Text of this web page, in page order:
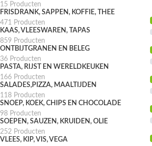
15 Producten
FRISDRANK, SAPPEN, KOFFIE, THEE
471 Producten
KAAS, VLEESWAREN, TAPAS
859 Producten
ONTBIJTGRANEN EN BELEG
36 Producten
PASTA, RIJST EN WERELDKEUKEN
166 Producten
SALADES,PIZZA, MAALTIJDEN
118 Producten
SNOEP, KOEK, CHIPS EN CHOCOLADE
98 Producten
SOEPEN, SAUZEN, KRUIDEN, OLIE
252 Producten
VLEES, KIP, VIS, VEGA